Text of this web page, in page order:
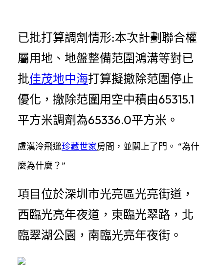
已批打算調劑情形:本次計劃聯合權
屬用地、地盤整備范圍鴻溝等對已
批佳茂地中海打算擬撤除范圍停止
優化，撤除范圍用空中積由65315.1
平方米調劑為65336.0平方米。
盧漢泠飛邋珍藏世家房間，並關上了門。 “為什
麼為什麼？”
項目位於深圳市光亮區光亮街道，
西臨光亮年夜道，東臨光翠路，北
臨翠湖公園，南臨光亮年夜街。